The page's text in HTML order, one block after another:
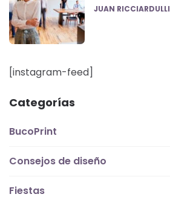
POSTED
JUAN RICCIARDULLI
[instagram-feed]
Categorías
BucoPrint
Consejos de diseño
Fiestas